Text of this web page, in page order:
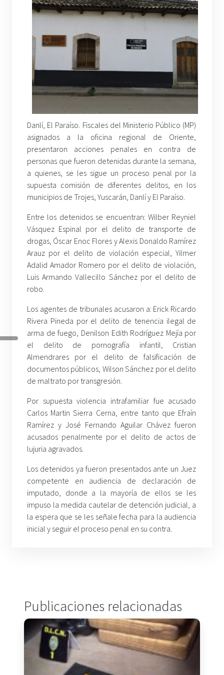
Danlí, El Paraíso. Fiscales del Ministerio Público (MP)
asignados a la oficina regional de Oriente,
presentaron acciones penales en contra de
personas que fueron detenidas durante la semana,
a quienes, se les sigue un proceso penal por la
supuesta comisión de diferentes delitos, en los
municipios de Trojes, Yuscarán, Danlí y El Paraíso.
Entre los detenidos se encuentran: Wilber Reyniel
Vásquez Espinal por el delito de transporte de
drogas, Óscar Enoc Flores y Alexis Donaldo Ramírez
Arauz por el delito de violación especial, Yilmer
Adalid Amador Romero por el delito de violación,
Luis Armando Vallecillo Sánchez por el delito de
robo.
Los agentes de tribunales acusaron a: Erick Ricardo
Rivera Pineda por el delito de tenencia ilegal de
arma de fuego, Denilson Edith Rodríguez Mejía por
el delito de pornografía infantil, Cristian
Almendrares por el delito de falsificación de
documentos públicos, Wilson Sánchez por el delito
de maltrato por transgresión.
Por supuesta violencia intrafamiliar fue acusado
Carlos Martin Sierra Cerna, entre tanto que Efraín
Ramírez y José Fernando Aguilar Chávez fueron
acusados penalmente por el delito de actos de
lujuria agravados.
Los detenidos ya fueron presentados ante un Juez
competente en audiencia de declaración de
imputado, donde a la mayoría de ellos se les
impuso la medida cautelar de detención judicial, a
la espera que se les señale fecha para la audiencia
inicial y seguir el proceso penal en su contra.
Publicaciones relacionadas